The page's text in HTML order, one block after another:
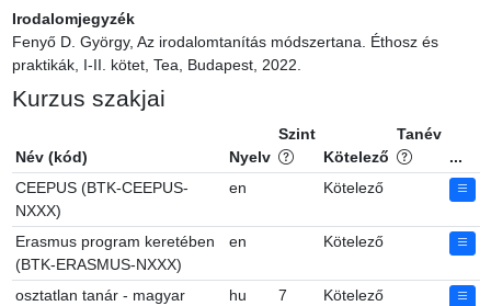
Irodalomjegyzék
Fenyő D. György, Az irodalomtanítás módszertana. Éthosz és
praktikák, I-II. kötet, Tea, Budapest, 2022.
Kurzus szakjai
Név (kód) Nyelv
Szint
Kötelező
Tanév
...
CEEPUS (BTK-CEEPUS-
NXXX)
en Kötelező
Erasmus program keretében
(BTK-ERASMUS-NXXX)
en Kötelező
osztatlan tanár - magyar
hu 7 Kötelező